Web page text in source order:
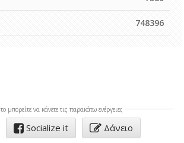
748396
μπορείτε να κάνετε τις παρακάτω ενέργειες
Socialize it Δάνειο